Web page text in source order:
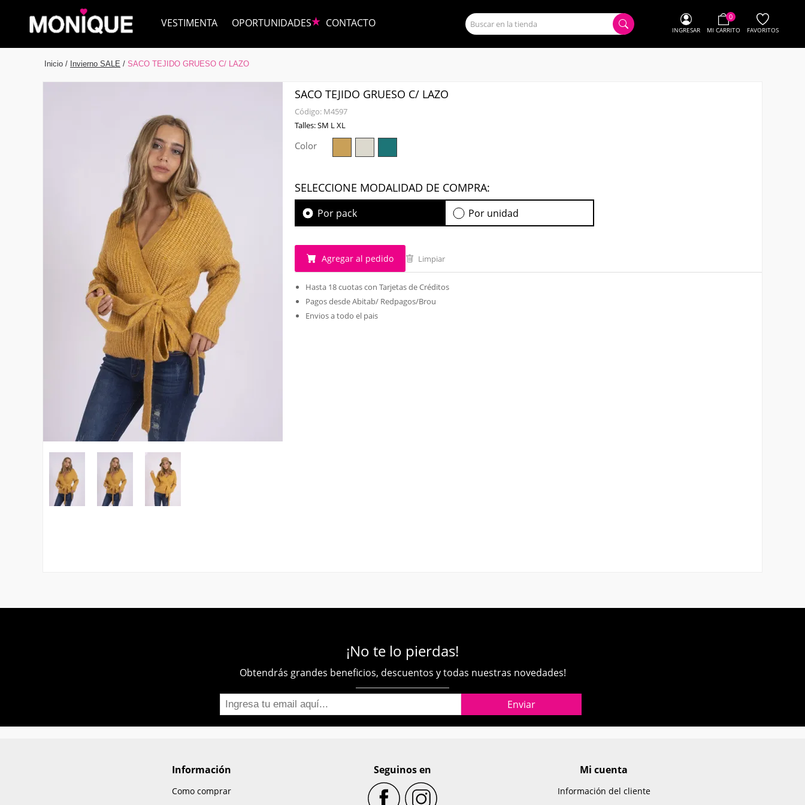
0
MI CARRITO FAVORITOS
INGRESAR
VESTIMENTA OPORTUNIDADES CONTACTO
Inicio / Invierno SALE / SACO TEJIDO GRUESO C/ LAZO
SACO TEJIDO GRUESO C/ LAZO
Código: M4597
Talles: SM L XL
Color
SELECCIONE MODALIDAD DE COMPRA:
Por pack Por unidad
Agregar al pedido Limpiar
Hasta 18 cuotas con Tarjetas de Créditos
Pagos desde Abitab/ Redpagos/Brou
Envios a todo el pais
¡No te lo pierdas!
Obtendrás grandes beneficios, descuentos y todas nuestras novedades!
Información
Como comprar
Seguinos en Mi cuenta
Información del cliente